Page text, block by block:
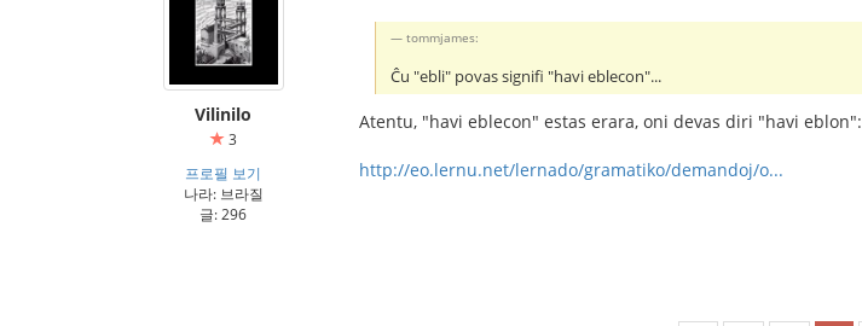
Vilinilo
3
프로필 보기
나라: 브라질
글: 296
tommjames:
Ĉu "ebli" povas signifi "havi eblecon"...
Atentu, "havi eblecon" estas erara, oni devas diri "havi eblon":
http://eo.lernu.net/lernado/gramatiko/demandoj/o...